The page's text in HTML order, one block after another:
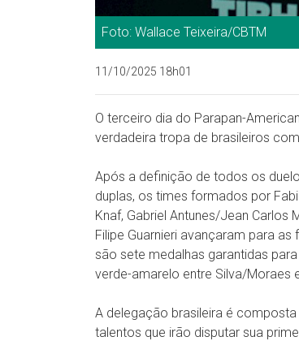
Foto: Wallace Teixeira/CBTM
11/10/2025 18h01
O terceiro dia do Parapan-
verdadeira tropa de brasileiros
Após a definição de todos os
duplas, os times formados por
Knaf, Gabriel Antunes/Jean Carlos
Filipe Guarnieri avançaram para
são sete medalhas garantidas
verde-amarelo entre Silva/Moraes
A delegação brasileira é
talentos que irão disputar sua